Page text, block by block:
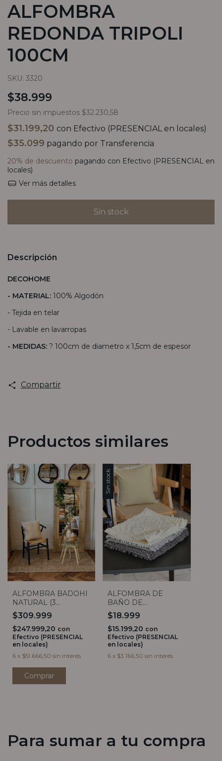
ALFOMBRA
REDONDA TRIPOLI
100CM
SKU: 3320
$38.999
Precio sin impuestos $32.230,58
$31.199,20 con Efectivo (PRESENCIAL en locales)
$35.099 pagando por Transferencia
20% de descuento pagando con Efectivo (PRESENCIAL en
locales)
Ver más detalles
Descripción
DECOHOME
- MATERIAL: 100% Algodón
- Tejida en telar
- Lavable en lavarropas
- MEDIDAS: ? 100cm de diametro x 1,5cm de espesor
Compartir
Productos similares
ALFOMBRA BADOHI
NATURAL (3
MEDIDAS)
$309.999
$247.999,20 con
Efectivo (PRESENCIAL
en locales)
6 x $51.666,50 sin interés
Comprar
Sin stock
ALFOMBRA DE
BAÑO DE
MICROFIBRA (3
COLORES)
$18.999
$15.199,20 con
Efectivo (PRESENCIAL
en locales)
6 x $3.166,50 sin interés
Para sumar a tu compra